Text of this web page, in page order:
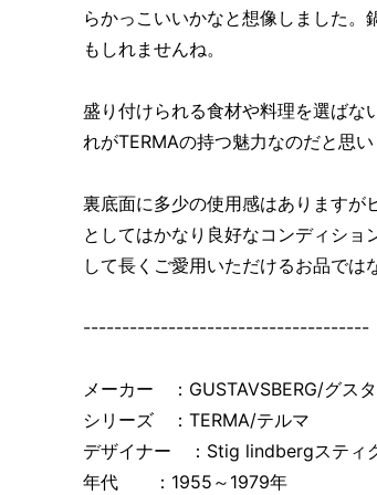
らかっこいいかなと想像しました
もしれませんね。
盛り付けられる食材や料理を選ばな
れがTERMAの持つ魅力なのだと思い
裏底面に多少の使用感はありますが
としてはかなり良好なコンディシ
して長くご愛用いただけるお品では
-------------------------------------
メーカー ：GUSTAVSBERG/グス
シリーズ ：TERMA/テルマ
デザイナー ：Stig lindbergスティ
年代 ：1955～1979年